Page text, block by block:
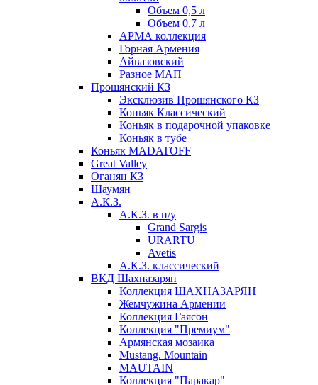
Объем 0,5 л
Объем 0,7 л
АРМА коллекция
Горная Армения
Айвазовский
Разное МАП
Прошянский КЗ
Эксклюзив Прошянского КЗ
Коньяк Классический
Коньяк в подарочной упаковке
Коньяк в тубе
Коньяк MADATOFF
Great Valley
Оганян КЗ
Шаумян
А.К.З.
А.К.З. в п/у
Grand Sargis
URARTU
Avetis
А.К.З. классический
ВКД Шахназарян
Коллекция ШАХНАЗАРЯН
Жемчужина Армении
Коллекция Гаясон
Коллекция "Премиум"
Армянская мозаика
Mustang. Mountain
MAUTAIN
Коллекция "Паракар"